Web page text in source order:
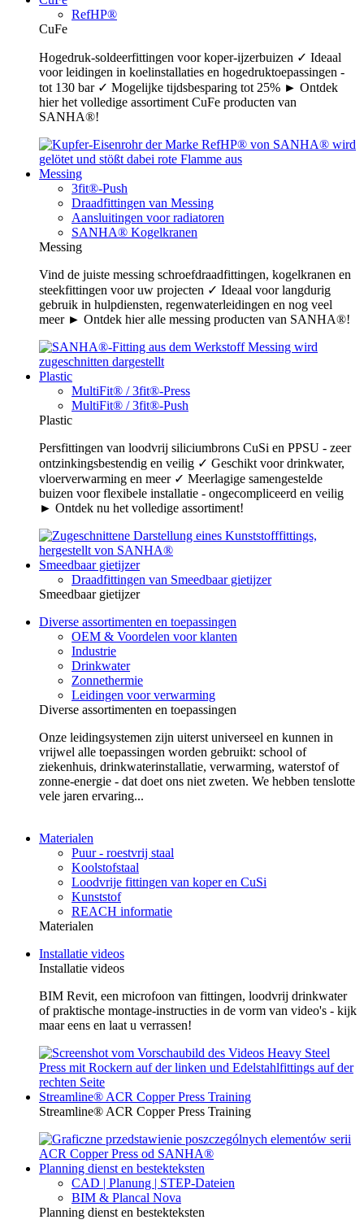
RefHP®
CuFe
Hogedruk-soldeerfittingen voor koper-ijzerbuizen ✓ Ideaal
voor leidingen in koelinstallaties en hogedruktoepassingen -
tot 130 bar ✓ Mogelijke tijdsbesparing tot 25% ► Ontdek
hier het volledige assortiment CuFe producten van
SANHA®!
Messing
3fit®-Push
Draadfittingen van Messing
Aansluitingen voor radiatoren
SANHA® Kogelkranen
Messing
Vind de juiste messing schroefdraadfittingen, kogelkranen en
steekfittingen voor uw projecten ✓ Ideaal voor langdurig
gebruik in hulpdiensten, regenwaterleidingen en nog veel
meer ► Ontdek hier alle messing producten van SANHA®!
Plastic
MultiFit® / 3fit®-Press
MultiFit® / 3fit®-Push
Plastic
Persfittingen van loodvrij siliciumbrons CuSi en PPSU - zeer
ontzinkingsbestendig en veilig ✓ Geschikt voor drinkwater,
vloerverwarming en meer ✓ Meerlagige samengestelde
buizen voor flexibele installatie - ongecompliceerd en veilig
► Ontdek nu het volledige assortiment!
Smeedbaar gietijzer
Draadfittingen van Smeedbaar gietijzer
Smeedbaar gietijzer
Diverse assortimenten en toepassingen
OEM & Voordelen voor klanten
Industrie
Drinkwater
Zonnethermie
Leidingen voor verwarming
Diverse assortimenten en toepassingen
Onze leidingsystemen zijn uiterst universeel en kunnen in
vrijwel alle toepassingen worden gebruikt: school of
ziekenhuis, drinkwaterinstallatie, verwarming, waterstof of
zonne-energie - dat doet ons niet zweten. We hebben tenslotte
vele jaren ervaring...
Materialen
Puur - roestvrij staal
Koolstofstaal
Loodvrije fittingen van koper en CuSi
Kunststof
REACH informatie
Materialen
Installatie videos
Installatie videos
BIM Revit, een microfoon van fittingen, loodvrij drinkwater
of praktische montage-instructies in de vorm van video's - kijk
maar eens en laat u verrassen!
Streamline® ACR Copper Press Training
Streamline® ACR Copper Press Training
Planning dienst en bestekteksten
CAD | Planung | STEP-Dateien
BIM & Plancal Nova
Planning dienst en bestekteksten